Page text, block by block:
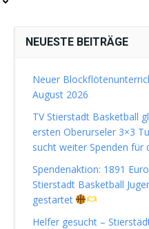
NEUESTE BEITRÄGE
Neuer
August 2026
TV Stierstadt Basketball
ersten Oberurseler 3×3
sucht weiter Spenden für
Spendenaktion: 1891
Stierstadt Basketball
gestartet
Helfer gesucht –